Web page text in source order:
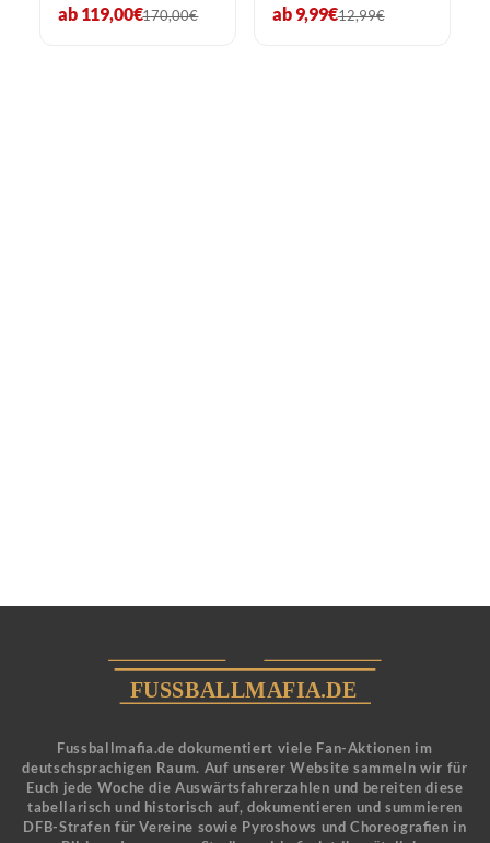
ab 119,00€170,00€ ab 9,99€12,99€
Fussballmafia.de dokumentiert viele Fan-Aktionen im
deutschsprachigen Raum. Auf unserer Website sammeln wir für
Euch jede Woche die Auswärtsfahrerzahlen und bereiten diese
tabellarisch und historisch auf, dokumentieren und summieren
DFB-Strafen für Vereine sowie Pyroshows und Choreografien in